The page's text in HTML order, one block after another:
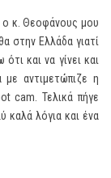
ο κ. Θεοφάνους μου
στην Ελλάδα γιατί
και να γίνει και
αντιμετώπιζε η
cam. Τελικά πήγε
καλά λόγια και ένα